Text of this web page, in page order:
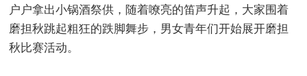
户户拿出小锅酒祭供，随着嘹亮的笛声升起，大家围着
磨担秋跳起粗狂的跌脚舞步，男女青年们开始展开磨担
秋比赛活动。